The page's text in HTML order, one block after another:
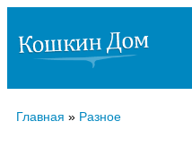
Главная » Разное